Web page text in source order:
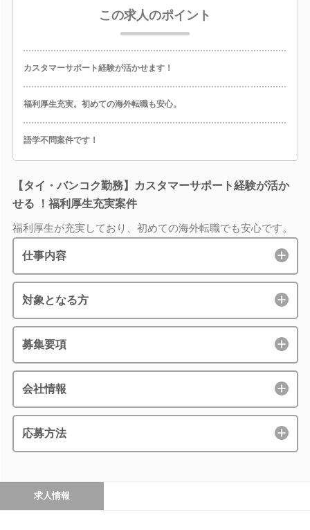
この求人のポイント
カスタマーサポート経験が活かせます！
福利厚生充実。初めての海外転職も安心。
語学不問案件です！
【タイ・バンコク勤務】カスタマーサポート経験が活か
せる ！福利厚生充実案件
福利厚生が充実しており、初めての海外転職でも安心です。
仕事内容
対象となる方
募集要項
会社情報
応募方法
求人情報